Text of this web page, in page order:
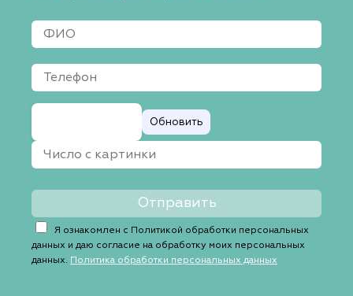
Обновить
Я ознакомлен с Политикой обработки персональных
данных и даю согласие на обработку моих персональных
данных. Политика обработки персональных данных